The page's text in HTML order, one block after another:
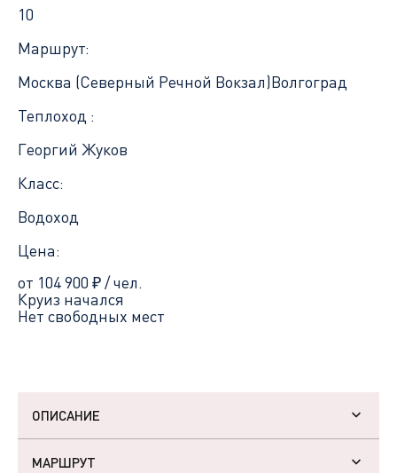
10
Маршрут:
Москва (Северный Речной Вокзал)Волгоград
Теплоход :
Георгий Жуков
Класс:
Водоход
Цена:
от 104 900 ₽/ чел.
Круиз начался
Нет свободных мест
ОПИСАНИЕ
МАРШРУТ